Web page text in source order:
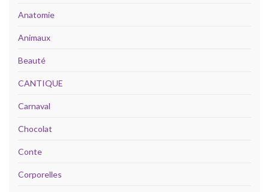
Anatomie
Animaux
Beauté
CANTIQUE
Carnaval
Chocolat
Conte
Corporelles